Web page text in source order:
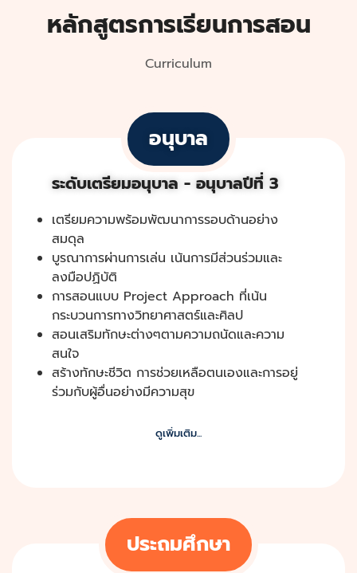
หลักสูตรการเรียนการสอน
Curriculum
อนุบาล
ระดับเตรียมอนุบาล - อนุบาลปีที่ 3
เตรียมความพร้อมพัฒนาการรอบด้านอย่าง
สมดุล
บูรณาการผ่านการเล่น เน้นการมีส่วนร่วมและ
ลงมือปฏิบัติ
การสอนแบบ Project Approach ที่เน้น
กระบวนการทางวิทยาศาสตร์และศิลป
สอนเสริมทักษะต่างๆตามความถนัดและความ
สนใจ
สร้างทักษะชีวิต การช่วยเหลือตนเองและการอยู่
ร่วมกับผู้อื่นอย่างมีความสุข
ดูเพิ่มเติม...
ประถมศึกษา